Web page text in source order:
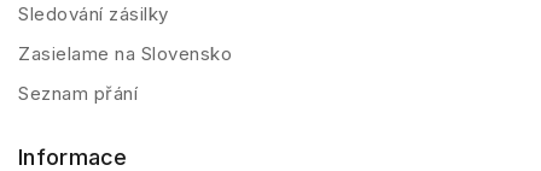
Sledování zásilky
Zasielame na Slovensko
Seznam přání
Informace